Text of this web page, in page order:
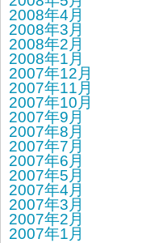
2008年4月
2008年3月
2008年2月
2008年1月
2007年12月
2007年11月
2007年10月
2007年9月
2007年8月
2007年7月
2007年6月
2007年5月
2007年4月
2007年3月
2007年2月
2007年1月